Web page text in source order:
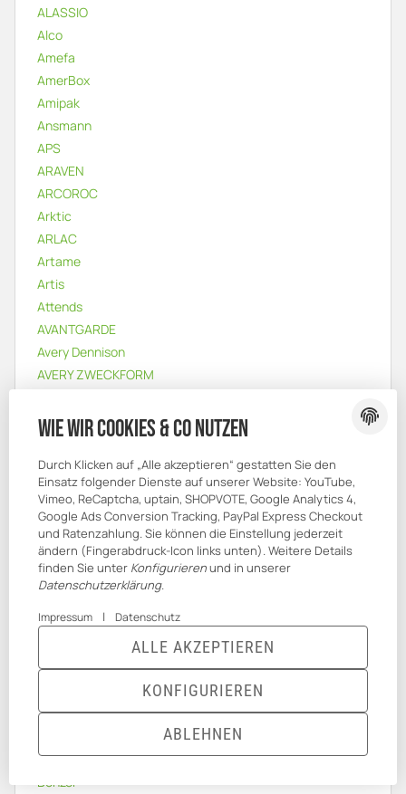
ALASSIO
Alco
Amefa
AmerBox
Amipak
Ansmann
APS
ARAVEN
ARCOROC
Arktic
ARLAC
Artame
Artis
Attends
AVANTGARDE
Avery Dennison
AVERY ZWECKFORM
Bantex
Basix
BBP
Beaumont
Bia
BIC
Biella
BIOTOP 3
BLUE4EST
Bolero
BONAMAT
Bonzer
ANMELDEN MENÜ WARENKORB
Wie wir Cookies & Co nutzen
Durch Klicken auf „Alle akzeptieren“ gestatten Sie den
Einsatz folgender Dienste auf unserer Website: YouTube,
Vimeo, ReCaptcha, uptain, SHOPVOTE, Google Analytics 4,
Google Ads Conversion Tracking, PayPal Express Checkout
und Ratenzahlung. Sie können die Einstellung jederzeit
ändern (Fingerabdruck-Icon links unten). Weitere Details
finden Sie unter Konfigurierenund in unserer
Datenschutzerklärung.
Impressum | Datenschutz
ABLEHNEN
KONFIGURIEREN
ALLE AKZEPTIEREN